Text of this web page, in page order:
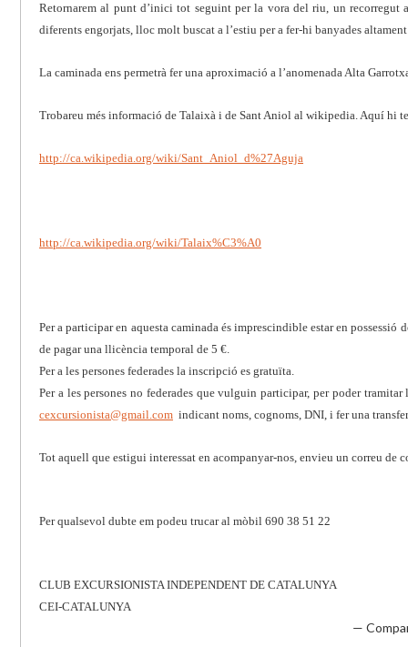
Retornarem al punt d’inici tot seguint per la vora del riu, un recorregut
diferents engorjats, lloc molt buscat a l’estiu per a fer-hi banyades altament
La caminada ens permetrà fer una aproximació a l’anomenada Alta
Trobareu més informació de Talaixà i de Sant Aniol al wikipedia. Aquí hi
http://ca.wikipedia.org/wiki/Sant_Aniol_d%27Aguja
http://ca.wikipedia.org/wiki/Talaix%C3%A0
Per a participar en aquesta caminada és imprescindible estar en
de pagar una llicència temporal de 5 €.
Per a les persones federades la inscripció es gratuïta.
Per a les persones no federades que vulguin participar, per poder
cexcursionista@gmail.com indicant noms, cognoms, DNI, i fer una
Tot aquell que estigui interessat en acompanyar-nos, envieu un correu de
Per qualsevol dubte em podeu trucar al mòbil 690 38 51 22
CLUB EXCURSIONISTA INDEPENDENT DE CATALUNYA
CEI-CATALUNYA
—